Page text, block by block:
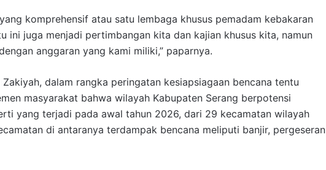
komprehensif atau satu lembaga khusus pemadam kebakaran
ini juga menjadi pertimbangan kita dan kajian khusus kita, namun
anggaran yang kami miliki,” paparnya.
Zakiyah, dalam rangka peringatan kesiapsiagaan bencana tentu
masyarakat bahwa wilayah Kabupaten Serang berpotensi
yang terjadi pada awal tahun 2026, dari 29 kecamatan wilayah
di antaranya terdampak bencana meliputi banjir, pergeseran